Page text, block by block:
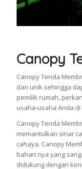
Canopy
Canopy Tenda
dan unik sehingga
pemilik rumah,
usaha-usaha Anda
Canopy Tenda
memantulkan sinar
cahaya. Canopy
bahan nya yang
didukung dengan